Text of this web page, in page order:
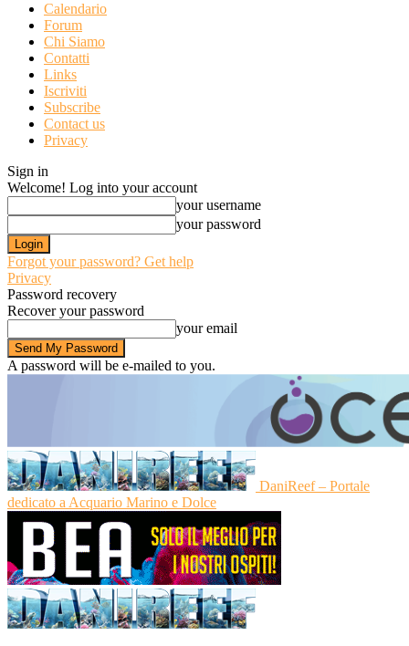
Calendario
Forum
Chi Siamo
Contatti
Links
Iscriviti
Subscribe
Contact us
Privacy
Sign in
Welcome! Log into your account
your username
your password
Forgot your password? Get help
Privacy
Password recovery
Recover your password
your email
A password will be e-mailed to you.
DaniReef – Portale
dedicato a Acquario Marino e Dolce